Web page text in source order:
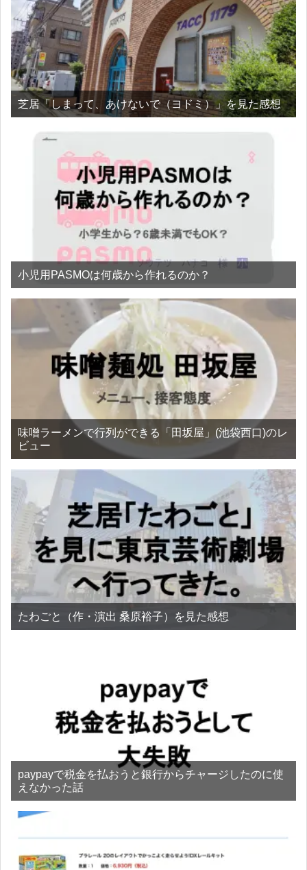
芝居「しまって、あけないで（ヨドミ）」を見た感想
小児用PASMOは何歳から作れるのか？
味噌ラーメンで行列ができる「田坂屋」(池袋西口)のレ
ビュー
たわごと（作・演出 桑原裕子）を見た感想
paypayで税金を払おうと銀行からチャージしたのに使
えなかった話